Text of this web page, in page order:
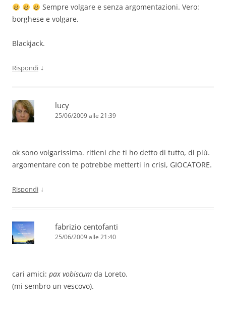
Sempre volgare e senza argomentazioni. Vero:
borghese e volgare.
Blackjack.
Rispondi ↓
lucy
25/06/2009 alle 21:39
ok sono volgarissima. ritieni che ti ho detto di tutto, di più.
argomentare con te potrebbe metterti in crisi, GIOCATORE.
Rispondi ↓
fabrizio centofanti
25/06/2009 alle 21:40
cari amici: pax vobiscum da Loreto.
(mi sembro un vescovo).